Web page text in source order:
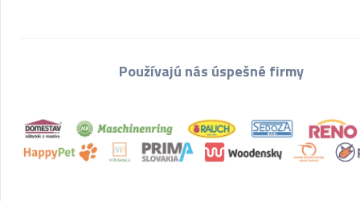
Používajú nás úspešné firmy